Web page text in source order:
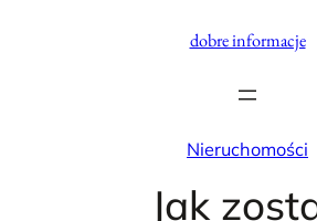
dobre informacje
Nieruchomości
Jak